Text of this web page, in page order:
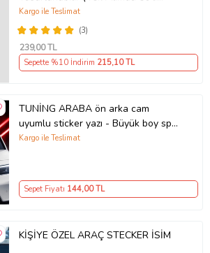
Gönderim Yapılmaktadır)
(3)
Kargo ile Teslimat
239,00 TL
Sepette %10 İndirim 215,10 TL
TUNİNG ARABA ön arka cam
uyumlu sticker yazı - Büyük boy spor
tuning modifiye etiket
Kargo ile Teslimat
Sepet Fiyatı 144,00 TL
KİŞİYE ÖZEL ARAÇ STECKER İSİM